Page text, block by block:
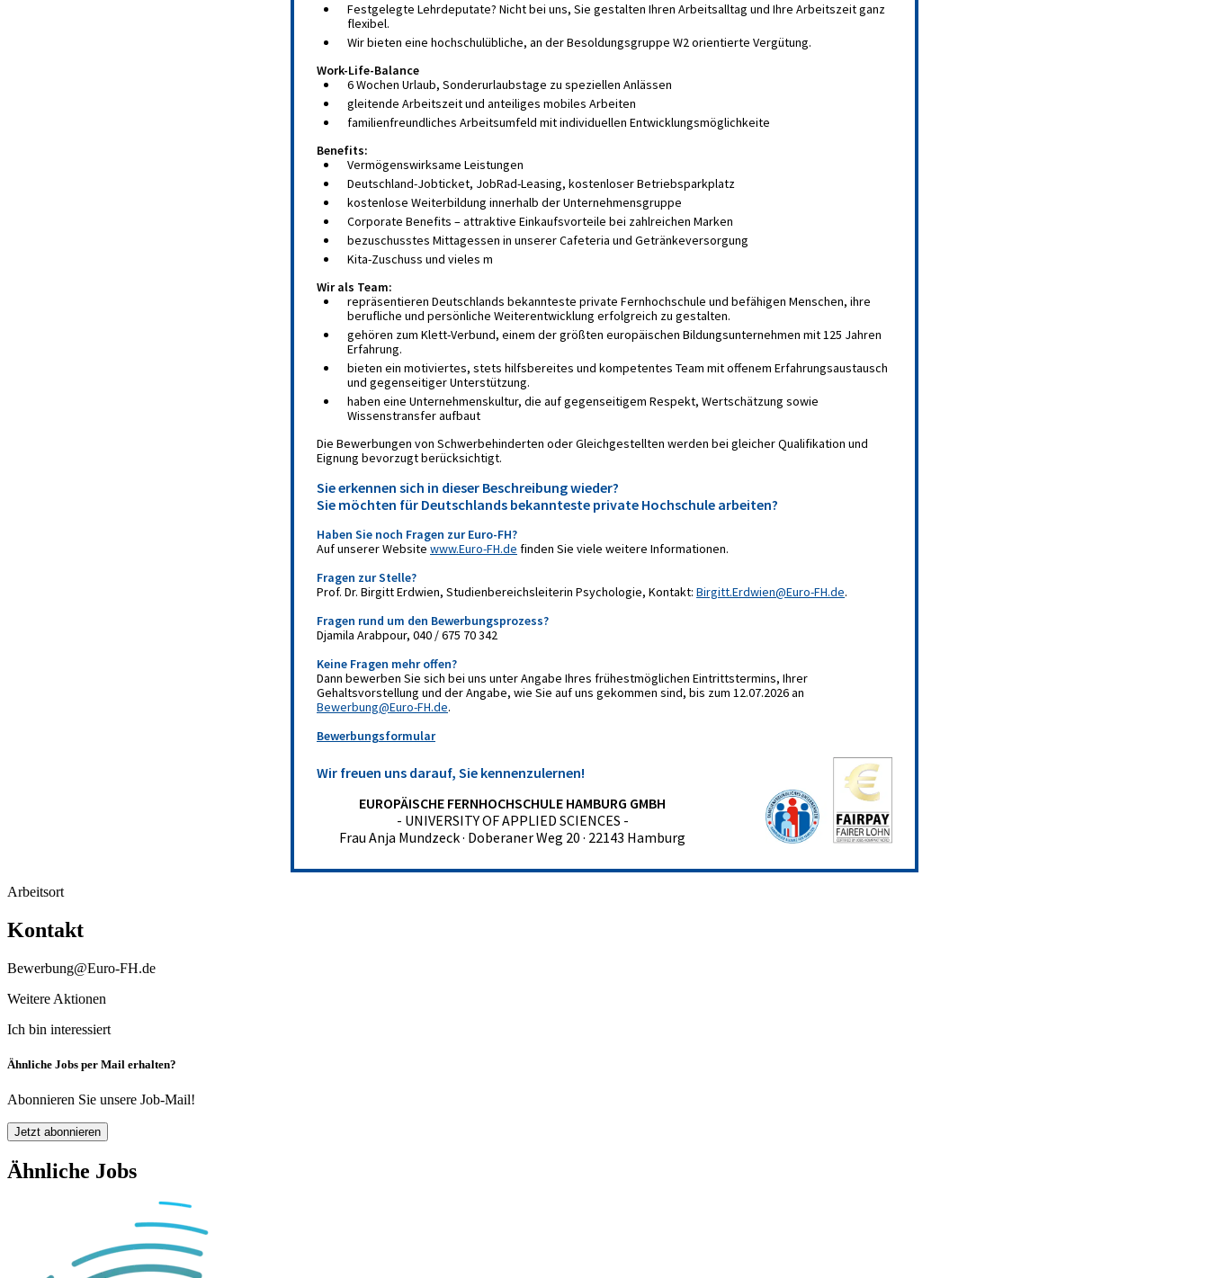
Festgelegte Lehrdeputate? Nicht bei uns, Sie gestalten Ihren Arbeitsalltag und Ihre Arbeitszeit ganz
flexibel.
Wir bieten eine hochschulübliche, an der Besoldungsgruppe W2 orientierte Vergütung.
Work-Life-Balance
6 Wochen Urlaub, Sonderurlaubstage zu speziellen Anlässen
gleitende Arbeitszeit und anteiliges mobiles Arbeiten
familienfreundliches Arbeitsumfeld mit individuellen Entwicklungsmöglichkeite
Benefits:
Vermögenswirksame Leistungen
Deutschland-Jobticket, JobRad-Leasing, kostenloser Betriebsparkplatz
kostenlose Weiterbildung innerhalb der Unternehmensgruppe
Corporate Benefits – attraktive Einkaufsvorteile bei zahlreichen Marken
bezuschusstes Mittagessen in unserer Cafeteria und Getränkeversorgung
Kita-Zuschuss und vieles m
Wir als Team:
repräsentieren Deutschlands bekannteste private Fernhochschule und befähigen Menschen, ihre
berufliche und persönliche Weiterentwicklung erfolgreich zu gestalten.
gehören zum Klett-Verbund, einem der größten europäischen Bildungsunternehmen mit 125 Jahren
Erfahrung.
bieten ein motiviertes, stets hilfsbereites und kompetentes Team mit offenem Erfahrungsaustausch
und gegenseitiger Unterstützung.
haben eine Unternehmenskultur, die auf gegenseitigem Respekt, Wertschätzung sowie
Wissenstransfer aufbaut
Die Bewerbungen von Schwerbehinderten oder Gleichgestellten werden bei gleicher Qualifikation und
Eignung bevorzugt berücksichtigt.
Sie erkennen sich in dieser Beschreibung wieder?
Sie möchten für Deutschlands bekannteste private Hochschule arbeiten?
Haben Sie noch Fragen zur Euro-FH?
Auf unserer Website www.Euro-FH.de finden Sie viele weitere Informationen.
Fragen zur Stelle?
Prof. Dr. Birgitt Erdwien, Studienbereichsleiterin Psychologie, Kontakt: Birgitt.Erdwien@Euro-FH.de.
Fragen rund um den Bewerbungsprozess?
Djamila Arabpour, 040 / 675 70 342
Keine Fragen mehr offen?
Dann bewerben Sie sich bei uns unter Angabe Ihres frühestmöglichen Eintrittstermins, Ihrer
Gehaltsvorstellung und der Angabe, wie Sie auf uns gekommen sind, bis zum 12.07.2026 an
Bewerbung@Euro-FH.de.
Bewerbungsformular
Wir freuen uns darauf, Sie kennenzulernen!
EUROPÄISCHE FERNHOCHSCHULE HAMBURG GMBH
- UNIVERSITY OF APPLIED SCIENCES -
Frau Anja Mundzeck · Doberaner Weg 20 · 22143 Hamburg
Arbeitsort
Kontakt
Bewerbung@Euro-FH.de
Weitere Aktionen
Ich bin interessiert
Ähnliche Jobs per Mail erhalten?
Abonnieren Sie unsere Job-Mail!
Jetzt abonnieren
Ähnliche Jobs